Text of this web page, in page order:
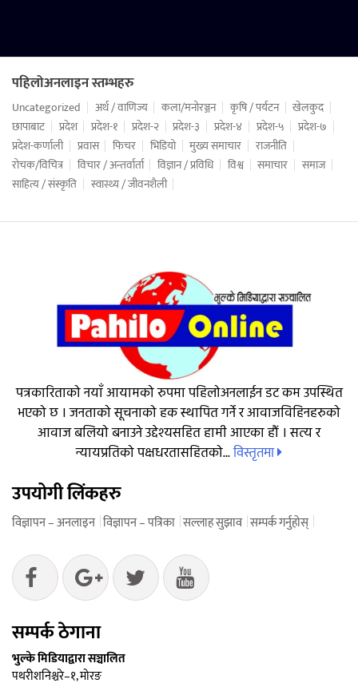
पहिलोअनलाइन स्तम्भहरु
Uncategorized अर्थ / वाणिज्य कला/मनोरञ्जन कृषि / पर्यटन
खेलकुद
छापाबाट
प्रदेश प्रदेश-१ प्रदेश-२ प्रदेश-३ प्रदेश-४ प्रदेश-५
प्रदेश-७
प्रदेश-कर्णाली
प्रवास फिचर भिडियो मुख्य समाचार
राजनीति
रोचक/विचित्र
विचार / अन्तर्वार्ता विज्ञान / प्रविधि विश्व समाचार
समाज
साहित्य / संस्कृति
स्वास्थ्य / जीवनशैली
पत्रकारिताको नयाँ आयामको रुपमा पहिलोअनलाईन डट कम उपस्थित
भएको छ । जनताको सूचनाको हक स्थापित गर्ने र आवाजविहिनहरुको
आवाज बलियो बनाउने उद्देश्यसहित हामी आएका हौं । सत्य र
न्यायप्रतिको पक्षधरतासहितको...विस्तृतमा
उपयोगी लिंकहरु
विज्ञापन – अनलाइन विज्ञापन – पत्रिका सल्लाह सुझाव सम्पर्क गर्नुहोस्
सम्पर्क ठेगाना
भुल्के मिडियाद्वारा सञ्चालित
पथरीशनिश्चरे–१, मोरङ